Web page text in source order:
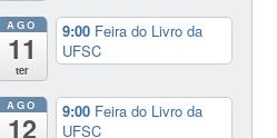
AGO
11
ter
9:00 Feira do Livro da
UFSC
AGO
12
9:00 Feira do Livro da
UFSC